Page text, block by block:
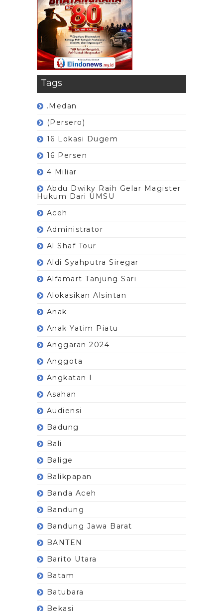
Tags
.Medan
(Persero)
16 Lokasi Dugem
16 Persen
4 Miliar
Abdu Dwiky Raih Gelar Magister
Hukum Dari UMSU
Aceh
Administrator
Al Shaf Tour
Aldi Syahputra Siregar
Alfamart Tanjung Sari
Alokasikan Alsintan
Anak
Anak Yatim Piatu
Anggaran 2024
Anggota
Angkatan I
Asahan
Audiensi
Badung
Bali
Balige
Balikpapan
Banda Aceh
Bandung
Bandung Jawa Barat
BANTEN
Barito Utara
Batam
Batubara
Bekasi